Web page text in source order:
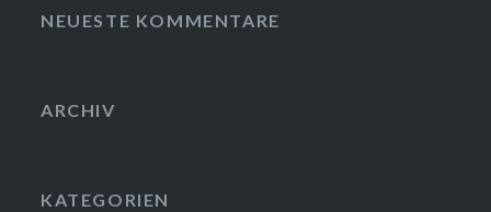
NEUESTE KOMMENTARE
ARCHIV
KATEGORIEN